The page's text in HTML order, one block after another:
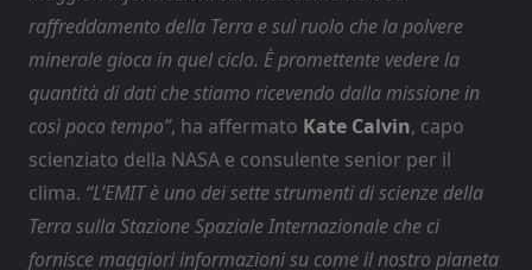
raffreddamento della Terra e sul ruolo che la polvere
minerale gioca in quel ciclo. È promettente vedere la
quantità di dati che stiamo ricevendo dalla missione in
così poco tempo”, ha affermato Kate Calvin, capo
scienziato della NASA e consulente senior per il
clima. “L’EMIT è uno dei sette strumenti di scienze della
Terra sulla Stazione Spaziale Internazionale che ci
fornisce maggiori informazioni su come il nostro pianeta